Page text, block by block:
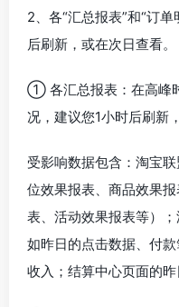
2、各“汇总报表”和“订
后刷新，或在次日查看。
① 各汇总报表：在高峰
况，建议您1小时后刷新
受影响数据包含：淘宝
位效果报表、商品效果
表、活动效果报表等）
如昨日的点击数据、付
收入；结算中心页面的昨